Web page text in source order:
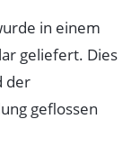
in einem
geliefert. Dies
der
geflossen